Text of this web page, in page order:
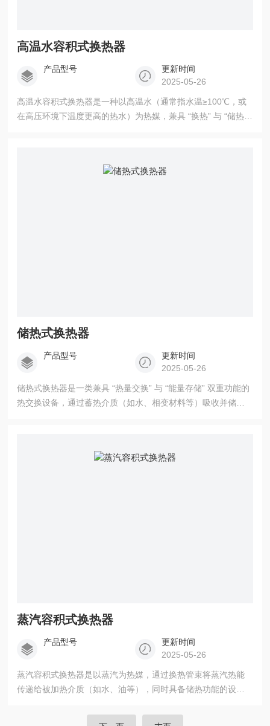
高温水容积式换热器
产品型号
更新时间
2025-05-26
高温水容积式换热器是一种以高温水（通常指水温≥100℃，或
在高压环境下温度更高的热水）为热媒，兼具 “换热” 与 “储热”
储热式换热器
产品型号
更新时间
2025-05-26
储热式换热器是一类兼具 “热量交换” 与 “能量存储” 双重功能的
热交换设备，通过蓄热介质（如水、相变材料等）吸收并储存
蒸汽容积式换热器
产品型号
更新时间
2025-05-26
蒸汽容积式换热器是以蒸汽为热媒，通过换热管束将蒸汽热能
传递给被加热介质（如水、油等），同时具备储热功能的设